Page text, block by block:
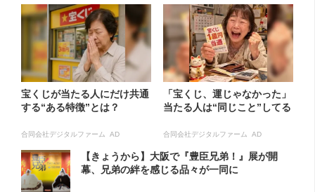
宝くじが当たる人にだけ共通
する“ある特徴”とは？
合同会社デジタルファーム AD
「宝くじ、運じゃなかった」
当たる人は“同じこと”してる
合同会社デジタルファーム AD
【きょうから】大阪で『豊臣兄弟！』展が開
幕、兄弟の絆を感じる品々が一同に